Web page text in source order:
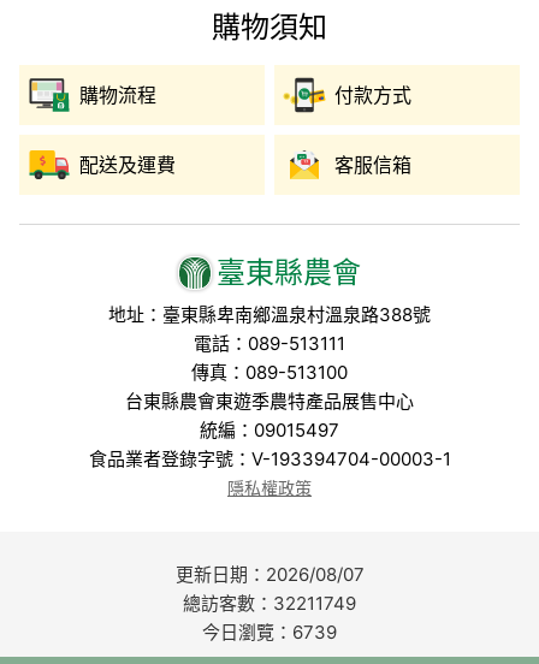
臺東縣農會
地址：臺東縣卑南鄉溫泉村溫泉路388號
電話：089-513111
傳真：089-513100
台東縣農會東遊季農特產品展售中心
統編：09015497
食品業者登錄字號：V-193394704-00003-1
隱私權政策
購物須知
購物流程 付款方式
配送及運費 客服信箱
更新日期：2026/08/07
總訪客數：32211749
今日瀏覽：6739